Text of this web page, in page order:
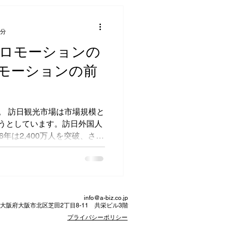
モーションの
ーションの前
訪日観光市場は市場規模と
としています。訪日外国人
は2,400万人を突破、さら
ように、プロモーション
ターゲットとしたメディ
info@a-biz.co.jp
大阪府大阪市北区芝田2丁目8-11 共栄ビル3階
プライバシーポリシー